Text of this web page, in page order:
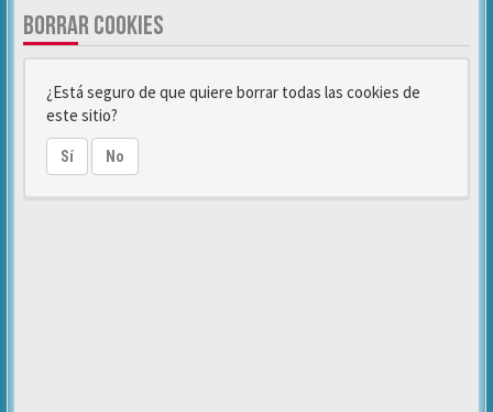
BORRAR COOKIES
¿Está seguro de que quiere borrar todas las cookies de
este sitio?
Sí No